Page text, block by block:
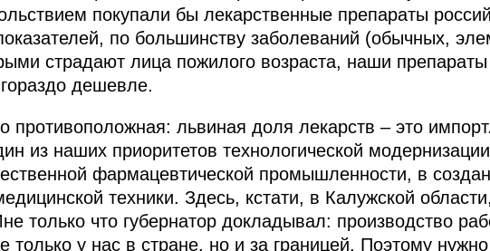
покупали бы лекарственные препараты
по большинству заболеваний (обычных,
страдают лица пожилого возраста, наши
дешевле.
противоположная: львиная доля лекарств – это
из наших приоритетов технологической
фармацевтической промышленности, в
техники. Здесь, кстати, в Калужской
только что губернатор докладывал: производство
у нас в стране, но и за границей. Поэтому